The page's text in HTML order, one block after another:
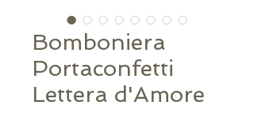
Bomboniera
Portaconfetti
Lettera d'Amore